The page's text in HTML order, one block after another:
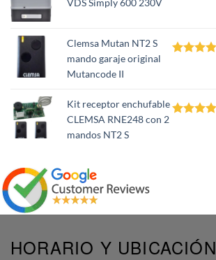
Clemsa Mutan NT2 S
mando garaje original
Mutancode II
Kit receptor enchufable
CLEMSA RNE248 con 2
mandos NT2 S
HORARIO Y UBICACIÓN